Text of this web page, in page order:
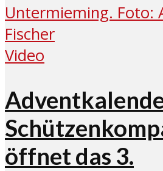
Video
öffnet das 3.